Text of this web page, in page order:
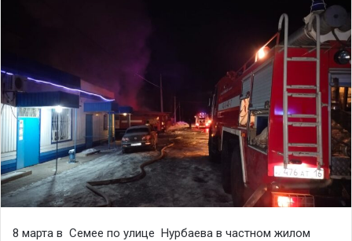
8 марта в Семее по улице Нурбаева в частном жилом